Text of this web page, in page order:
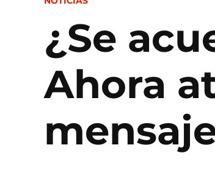
¿Se
Ahora